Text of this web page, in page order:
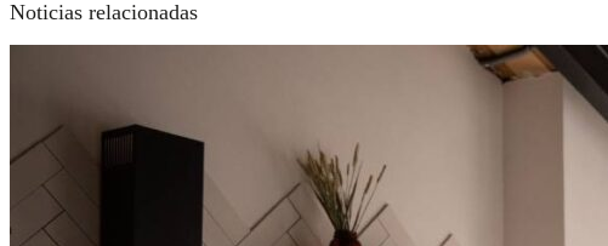
Noticias relacionadas